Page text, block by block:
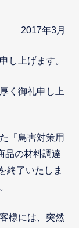
2017年3月
し上げます。
く御礼申し上
「鳥害対策用
品の材料調達
終了いたしま
様には、突然